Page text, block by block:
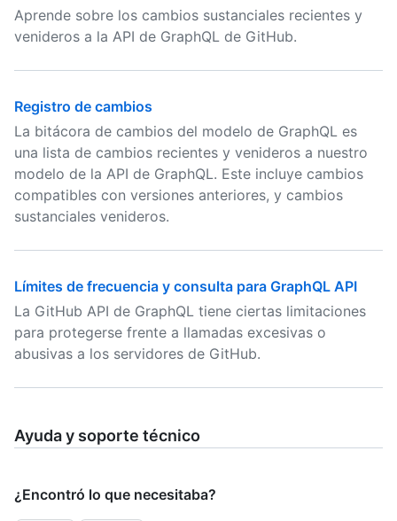
Aprende sobre los cambios sustanciales recientes y
venideros a la API de GraphQL de GitHub.
Registro de cambios
La bitácora de cambios del modelo de GraphQL es
una lista de cambios recientes y venideros a nuestro
modelo de la API de GraphQL. Este incluye cambios
compatibles con versiones anteriores, y cambios
sustanciales venideros.
Límites de frecuencia y consulta para GraphQL API
La GitHub API de GraphQL tiene ciertas limitaciones
para protegerse frente a llamadas excesivas o
abusivas a los servidores de GitHub.
Ayuda y soporte técnico
¿Encontró lo que necesitaba?